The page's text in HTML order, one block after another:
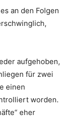
an den Folgen
aufgehoben,
für zwei
einen
worden.
eher